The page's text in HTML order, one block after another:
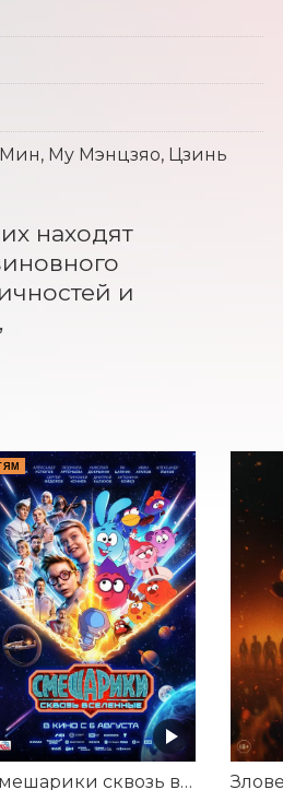
Му Мэнцзяо, Цзинь
находят
и
Смешарики сквозь вселенные